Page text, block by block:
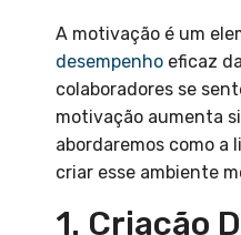
A motivação é um
desempenho eficaz
colaboradores se
motivação aumenta
abordaremos como a
criar esse ambiente
1. Criação